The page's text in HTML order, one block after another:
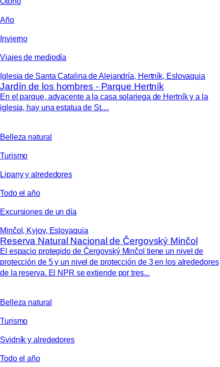
Año
Invierno
Viajes de mediodía
Iglesia de Santa Catalina de Alejandría, Hertník, Eslovaquia
Jardín de los hombres - Parque Hertník
En el parque, adyacente a la casa solariega de Hertník y a la
iglesia, hay una estatua de St....
Belleza natural
Turismo
Lipany y alrededores
Todo el año
Excursiones de un día
Minčol, Kyjov, Eslovaquia
Reserva Natural Nacional de Čergovský Minčol
El espacio protegido de Čergovský Minčol tiene un nivel de
protección de 5 y un nivel de protección de 3 en los alrededores
de la reserva. El NPR se extiende por tres...
Belleza natural
Turismo
Svidník y alrededores
Todo el año